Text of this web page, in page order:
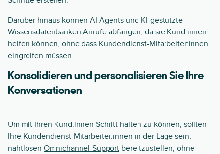
Darüber hinaus können AI Agents und KI-gestützte
Wissensdatenbanken Anrufe abfangen, da sie Kund:innen
helfen können, ohne dass Kundendienst-Mitarbeiter:innen
eingreifen müssen.
Konsolidieren und personalisieren Sie Ihre
Konversationen
Um mit Ihren Kund:innen Schritt halten zu können, sollten
Ihre Kundendienst-Mitarbeiter:innen in der Lage sein,
nahtlosen Omnichannel-Support bereitzustellen, ohne